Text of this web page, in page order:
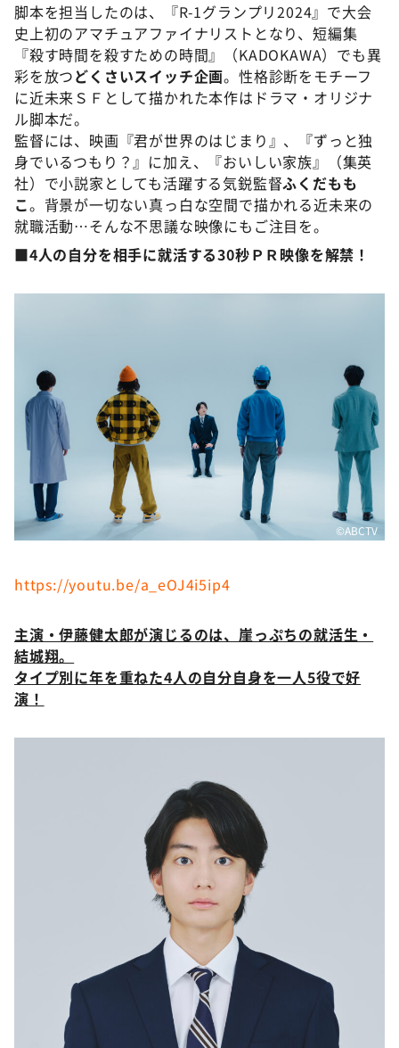
脚本を担当したのは、『R-1グランプリ2024』で大会
史上初のアマチュアファイナリストとなり、短編集
『殺す時間を殺すための時間』（KADOKAWA）でも異
彩を放つどくさいスイッチ企画。性格診断をモチーフ
に近未来ＳＦとして描かれた本作はドラマ・オリジナ
ル脚本だ。
監督には、映画『君が世界のはじまり』、『ずっと独
身でいるつもり？』に加え、『おいしい家族』（集英
社）で小説家としても活躍する気鋭監督ふくだもも
こ。背景が一切ない真っ白な空間で描かれる近未来の
就職活動…そんな不思議な映像にもご注目を。
■4人の自分を相手に就活する30秒ＰＲ映像を解禁！
©ABCTV
https://youtu.be/a_eOJ4i5ip4
主演・伊藤健太郎が演じるのは、崖っぷちの就活生・
結城翔。
タイプ別に年を重ねた4人の自分自身を一人5役で好
演！